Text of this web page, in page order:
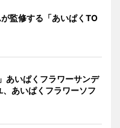
監修する「あいぱくTO
あいぱくフラワーサンデ
あいぱくフラワーソフ